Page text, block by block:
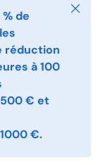
de
réduction
à 100
€ et
€.
Fermer